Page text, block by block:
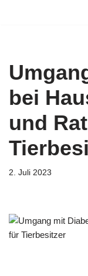
bei
und
2. Juli 2023